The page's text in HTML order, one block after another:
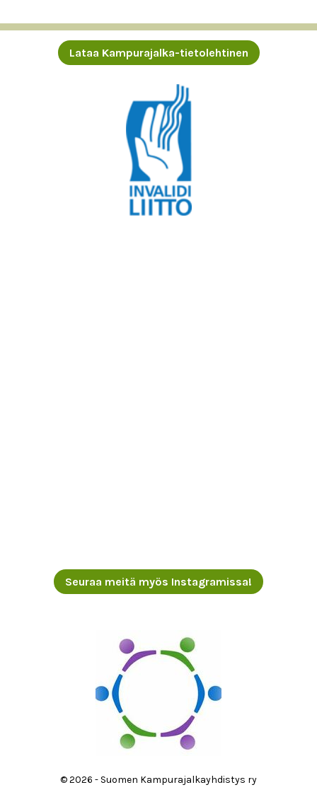
Lataa Kampurajalka-tietolehtinen
Seuraa meitä myös Instagramissa!
© 2026 - Suomen Kampurajalkayhdistys ry